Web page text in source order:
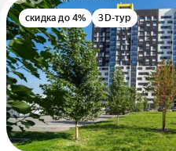
скидка до 4% 3D-тур